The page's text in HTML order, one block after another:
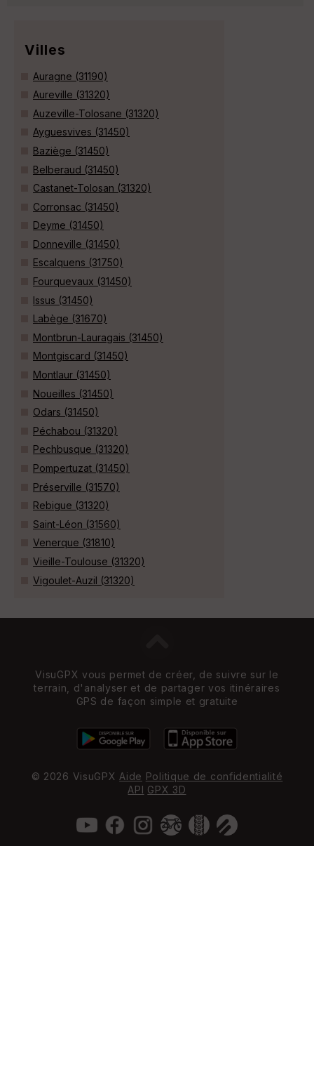
Villes
Auragne (31190)
Aureville (31320)
Auzeville-Tolosane (31320)
Ayguesvives (31450)
Baziège (31450)
Belberaud (31450)
Castanet-Tolosan (31320)
Corronsac (31450)
Deyme (31450)
Donneville (31450)
Escalquens (31750)
Fourquevaux (31450)
Issus (31450)
Labège (31670)
Montbrun-Lauragais (31450)
Montgiscard (31450)
Montlaur (31450)
Noueilles (31450)
Odars (31450)
Péchabou (31320)
Pechbusque (31320)
Pompertuzat (31450)
Préserville (31570)
Rebigue (31320)
Saint-Léon (31560)
Venerque (31810)
Vieille-Toulouse (31320)
Vigoulet-Auzil (31320)
VisuGPX vous permet de créer, de suivre sur le
terrain, d'analyser et de partager vos itinéraires
GPS de façon simple et gratuite
© 2026 VisuGPX Aide Politique de confidentialité
API GPX 3D